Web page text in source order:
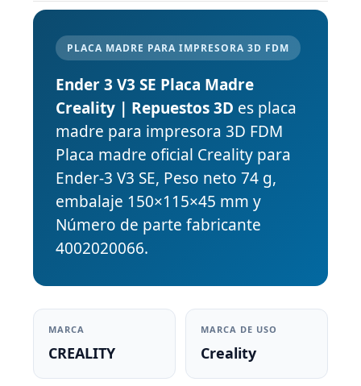
PLACA MADRE PARA IMPRESORA 3D FDM
Ender 3 V3 SE Placa Madre
Creality | Repuestos 3D es placa
madre para impresora 3D FDM
Placa madre oficial Creality para
Ender-3 V3 SE, Peso neto 74 g,
embalaje 150×115×45 mm y
Número de parte fabricante
4002020066.
MARCA
CREALITY
MARCA DE USO
Creality